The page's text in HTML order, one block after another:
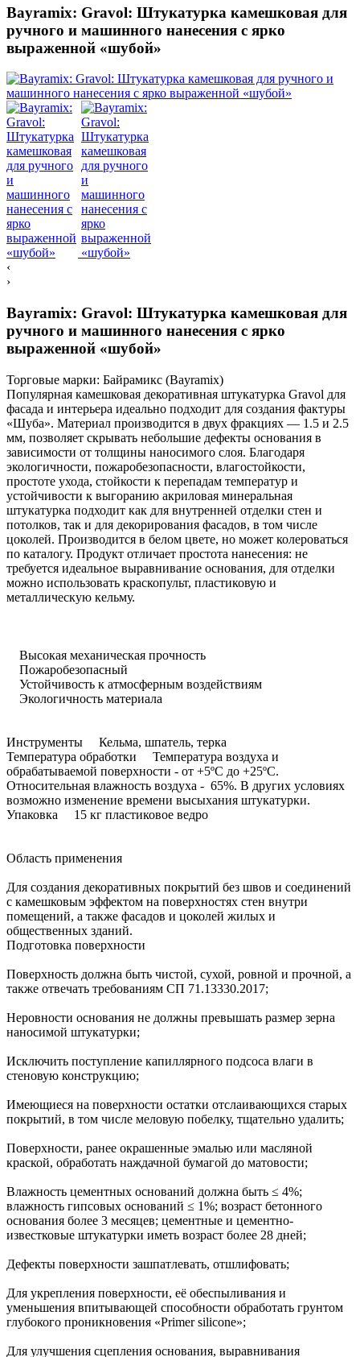
Bayramix: Gravol: Штукатурка камешковая для
ручного и машинного нанесения с ярко
выраженной «шубой»
‹
›
Bayramix: Gravol: Штукатурка камешковая для
ручного и машинного нанесения с ярко
выраженной «шубой»
Торговые марки: Байрамикс (Bayramix)
Популярная камешковая декоративная штукатурка Gravol для
фасада и интерьера идеально подходит для создания фактуры
«Шуба». Материал производится в двух фракциях — 1.5 и 2.5
мм, позволяет скрывать небольшие дефекты основания в
зависимости от толщины наносимого слоя. Благодаря
экологичности, пожаробезопасности, влагостойкости,
простоте ухода, стойкости к перепадам температур и
устойчивости к выгоранию акриловая минеральная
штукатурка подходит как для внутренней отделки стен и
потолков, так и для декорирования фасадов, в том числе
цоколей. Производится в белом цвете, но может колероваться
по каталогу. Продукт отличает простота нанесения: не
требуется идеальное выравнивание основания, для отделки
можно использовать краскопульт, пластиковую и
металлическую кельму.
Высокая механическая прочность
Пожаробезопасный
Устойчивость к атмосферным воздействиям
Экологичность материала
Инструменты Кельма, шпатель, терка
Температура обработки Температура воздуха и
обрабатываемой поверхности - от +5ºС до +25ºС.
Относительная влажность воздуха - 65%. В других условиях
возможно изменение времени высыхания штукатурки.
Упаковка 15 кг пластиковое ведро
Область применения
Для создания декоративных покрытий без швов и соединений
с камешковым эффектом на поверхностях стен внутри
помещений, а также фасадов и цоколей жилых и
общественных зданий.
Подготовка поверхности
Поверхность должна быть чистой, сухой, ровной и прочной, а
также отвечать требованиям СП 71.13330.2017;
Неровности основания не должны превышать размер зерна
наносимой штукатурки;
Исключить поступление капиллярного подсоса влаги в
стеновую конструкцию;
Имеющиеся на поверхности остатки отслаивающихся старых
покрытий, в том числе меловую побелку, тщательно удалить;
Поверхности, ранее окрашенные эмалью или масляной
краской, обработать наждачной бумагой до матовости;
Влажность цементных оснований должна быть ≤ 4%;
влажность гипсовых оснований ≤ 1%; возраст бетонного
основания более 3 месяцев; цементные и цементно-
известковые штукатурки иметь возраст более 28 дней;
Дефекты поверхности зашпатлевать, отшлифовать;
Для укрепления поверхности, её обеспыливания и
уменьшения впитывающей способности обработать грунтом
глубокого проникновения «Primer silicone»;
Для улучшения сцепления основания, выравнивания